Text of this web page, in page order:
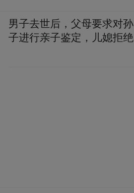
男子去世后，父母要求对孙
子进行亲子鉴定，儿媳拒绝